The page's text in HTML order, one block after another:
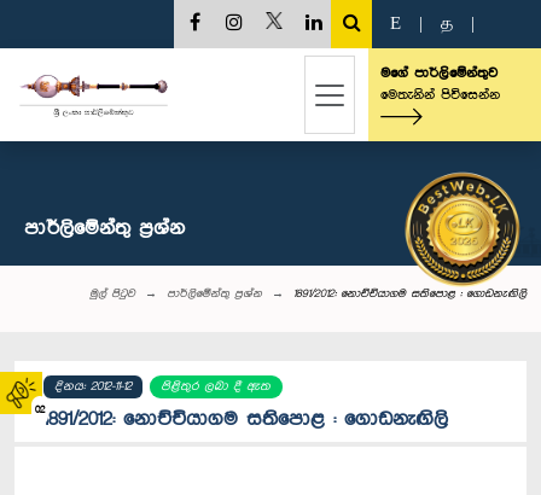
02
E த
මගේ පාර්ලිමේන්තුව
මෙතැනින් පිවිසෙන්න
පාර්ලි‌මේන්තු‌ ප්‍රශ්න
මුල් පිටුව පාර්ලි‌මේන්තු‌ ප්‍රශ්න 1891/2012: නොච්චියාගම සතිපොළ : ගොඩනැඟිලි
දිනය: 2012-11-12 පිළිතුර ලබා දී ඇත
1891/2012: නොච්චියාගම සතිපොළ : ගොඩනැඟිලි